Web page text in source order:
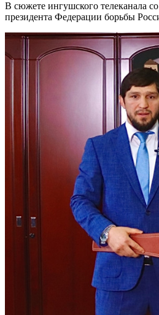
В сюжете ингушского телеканала
президента Федерации борьбы